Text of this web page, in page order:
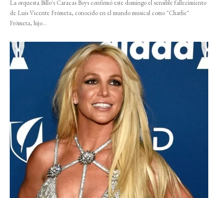
La orquesta Billo's Caracas Boys confirmó este domingo el sensible fallecimiento
de Luis Vicente Frómeta, conocido en el mundo musical como "Charlie"
Frómeta, hijo...